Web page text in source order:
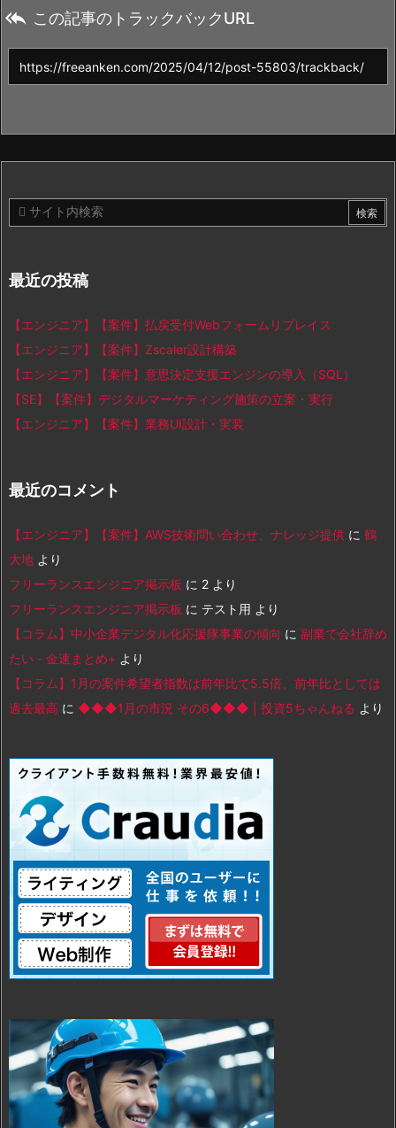
 この記事のトラックバックURL
最近の投稿
【エンジニア】【案件】払戻受付Webフォームリプレイス
【エンジニア】【案件】Zscaler設計構築
【エンジニア】【案件】意思決定支援エンジンの導入（SQL）
【SE】【案件】デジタルマーケティング施策の立案・実行
【エンジニア】【案件】業務UI設計・実装
最近のコメント
【エンジニア】【案件】AWS技術問い合わせ、ナレッジ提供 に 鶴
大地 より
フリーランスエンジニア掲示板 に 2 より
フリーランスエンジニア掲示板 に テスト用 より
【コラム】中小企業デジタル化応援隊事業の傾向 に 副業で会社辞め
たい - 金速まとめ+ より
【コラム】1月の案件希望者指数は前年比で5.5倍、前年比としては
過去最高 に ◆◆◆1月の市況 その6◆◆◆ | 投資5ちゃんねる より